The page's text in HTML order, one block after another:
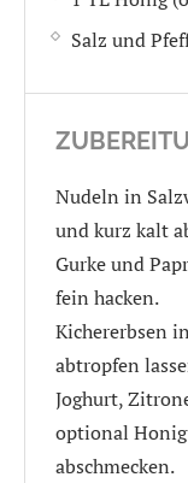
Salz und
Nudeln in
und kurz kalt
Gurke und
fein hacken.
Kichererbsen
abtropfen
Joghurt,
optional
abschmecken.